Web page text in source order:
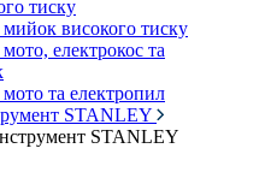
тиску
високого тиску
електрокос та
та електропил
STANLEY
STANLEY